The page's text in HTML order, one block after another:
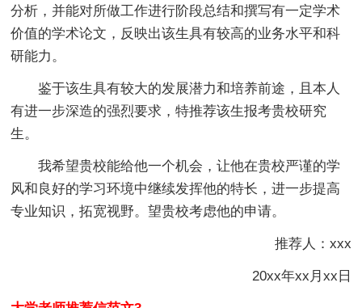
分析，并能对所做工作进行阶段总结和撰写有一定学术
价值的学术论文，反映出该生具有较高的业务水平和科
研能力。
鉴于该生具有较大的发展潜力和培养前途，且本人
有进一步深造的强烈要求，特推荐该生报考贵校研究
生。
我希望贵校能给他一个机会，让他在贵校严谨的学
风和良好的学习环境中继续发挥他的特长，进一步提高
专业知识，拓宽视野。望贵校考虑他的申请。
推荐人：xxx
20xx年xx月xx日